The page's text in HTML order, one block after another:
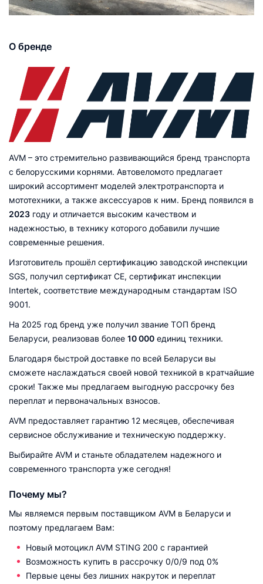
О бренде
AVM – это стремительно развивающийся бренд транспорта
с белорусскими корнями. Автовеломото предлагает
широкий ассортимент моделей электротранспорта и
мототехники, а также аксессуаров к ним. Бренд появился в
2023 году и отличается высоким качеством и
надежностью, в технику которого добавили лучшие
современные решения.
Изготовитель прошёл сертификацию заводской инспекции
SGS, получил сертификат CE, сертификат инспекции
Intertek, соответствие международным стандартам ISO
9001.
На 2025 год бренд уже получил звание ТОП бренд
Беларуси, реализовав более 10 000 единиц техники.
Благодаря быстрой доставке по всей Беларуси вы
сможете наслаждаться своей новой техникой в кратчайшие
сроки! Также мы предлагаем выгодную рассрочку без
переплат и первоначальных взносов.
AVM предоставляет гарантию 12 месяцев, обеспечивая
сервисное обслуживание и техническую поддержку.
Выбирайте AVM и станьте обладателем надежного и
современного транспорта уже сегодня!
Почему мы?
Мы являемся первым поставщиком AVM в Беларуси и
поэтому предлагаем Вам:
Новый мотоцикл AVM STING 200 с гарантией
Возможность купить в рассрочку 0/0/9 под 0%
Первые цены без лишних накруток и переплат